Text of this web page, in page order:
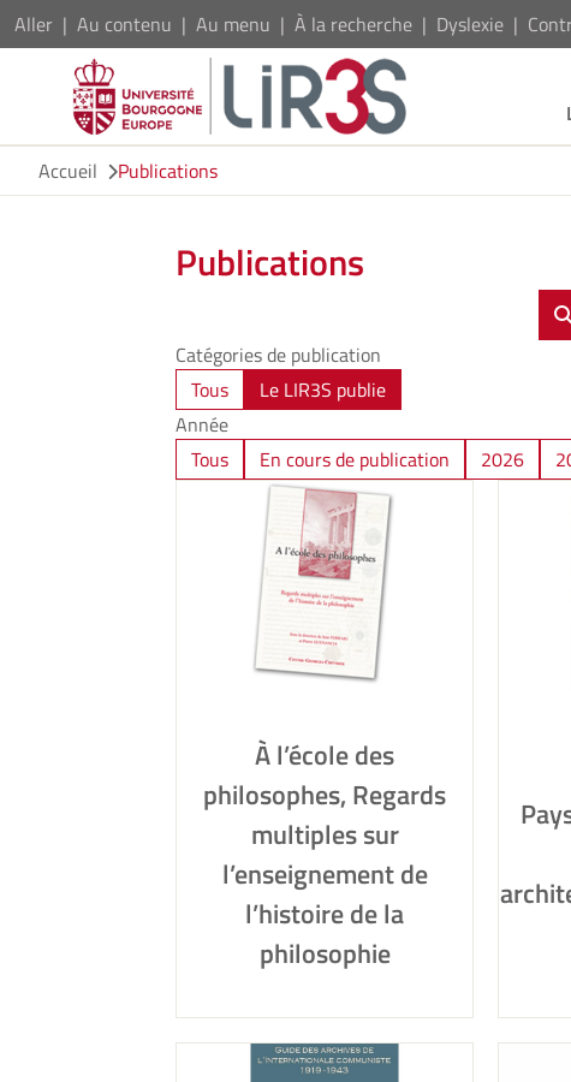
Aller Au contenu Au menu À la recherche Dyslexie
Accueil
Publications
Publications
Catégories de publication
Tous
Le LIR3S publie
Année
Tous
En cours de publication 2026
À l’école des
philosophes, Regards
multiples sur
l’enseignement de
l’histoire de la
philosophie